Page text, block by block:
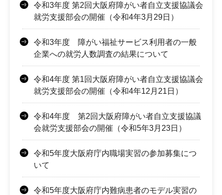
令和3年度 第2回大阪府障がい者自立支援協議会
就労支援部会の開催（令和4年3月29日）
令和3年度 障がい福祉サービス利用者の一般
企業への就労人数調査の結果について
令和4年度 第1回大阪府障がい者自立支援協議会
就労支援部会の開催（令和4年12月21日）
令和4年度 第2回大阪府障がい者自立支援協議
会就労支援部会の開催（令和5年3月23日）
令和5年度大阪府庁内職場実習の参加募集につ
いて
令和5年度大阪府庁内難病患者のモデル実習の